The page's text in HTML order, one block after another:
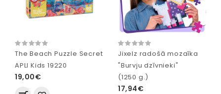
The Beach Puzzle Secret
APLI Kids 19220
19,00€
Jixelz radošā mozaīka
"Burvju dzīvnieki"
(1250 g.)
17,94€